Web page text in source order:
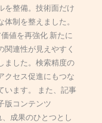
を整備。技術面だけ
制を整えました。
値を再強化 新たに
連性が見えやすく
ました。検索精度の
クセス促進にもつな
います。 また、記事
版コンテンツ
、成果のひとつとし